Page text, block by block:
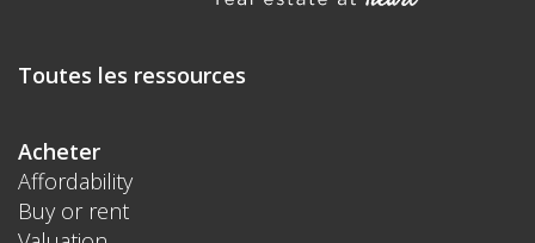
Toutes les ressources
Acheter
Affordability
Buy or rent